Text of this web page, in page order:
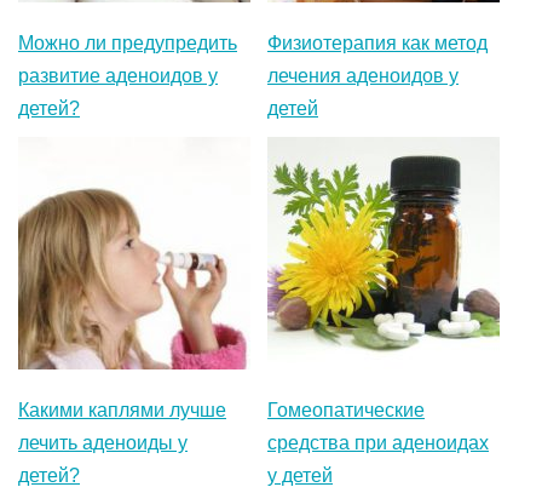
Можно ли предупредить
развитие аденоидов у
детей?
Физиотерапия как метод
лечения аденоидов у
детей
Какими каплями лучше
лечить аденоиды у
детей?
Гомеопатические
средства при аденоидах
у детей